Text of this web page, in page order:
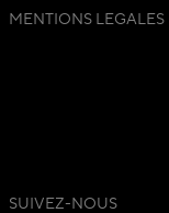
MENTIONS LEGALES
SUIVEZ-NOUS